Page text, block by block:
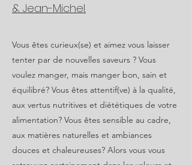
& Jean-Michel.
Vous êtes curieux(se) et aimez vous laisser
tenter par de nouvelles saveurs ? Vous
voulez manger, mais manger bon, sain et
équilibré? Vous êtes attentif(ve) à la qualité,
aux vertus nutritives et diététiques de votre
alimentation? Vous êtes sensible au cadre,
aux matières naturelles et ambiances
douces et chaleureuses? Alors vous vous